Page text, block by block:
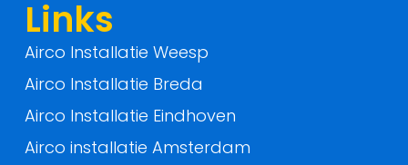
Links
Airco Installatie Weesp
Airco Installatie Breda
Airco Installatie Eindhoven
Airco installatie Amsterdam